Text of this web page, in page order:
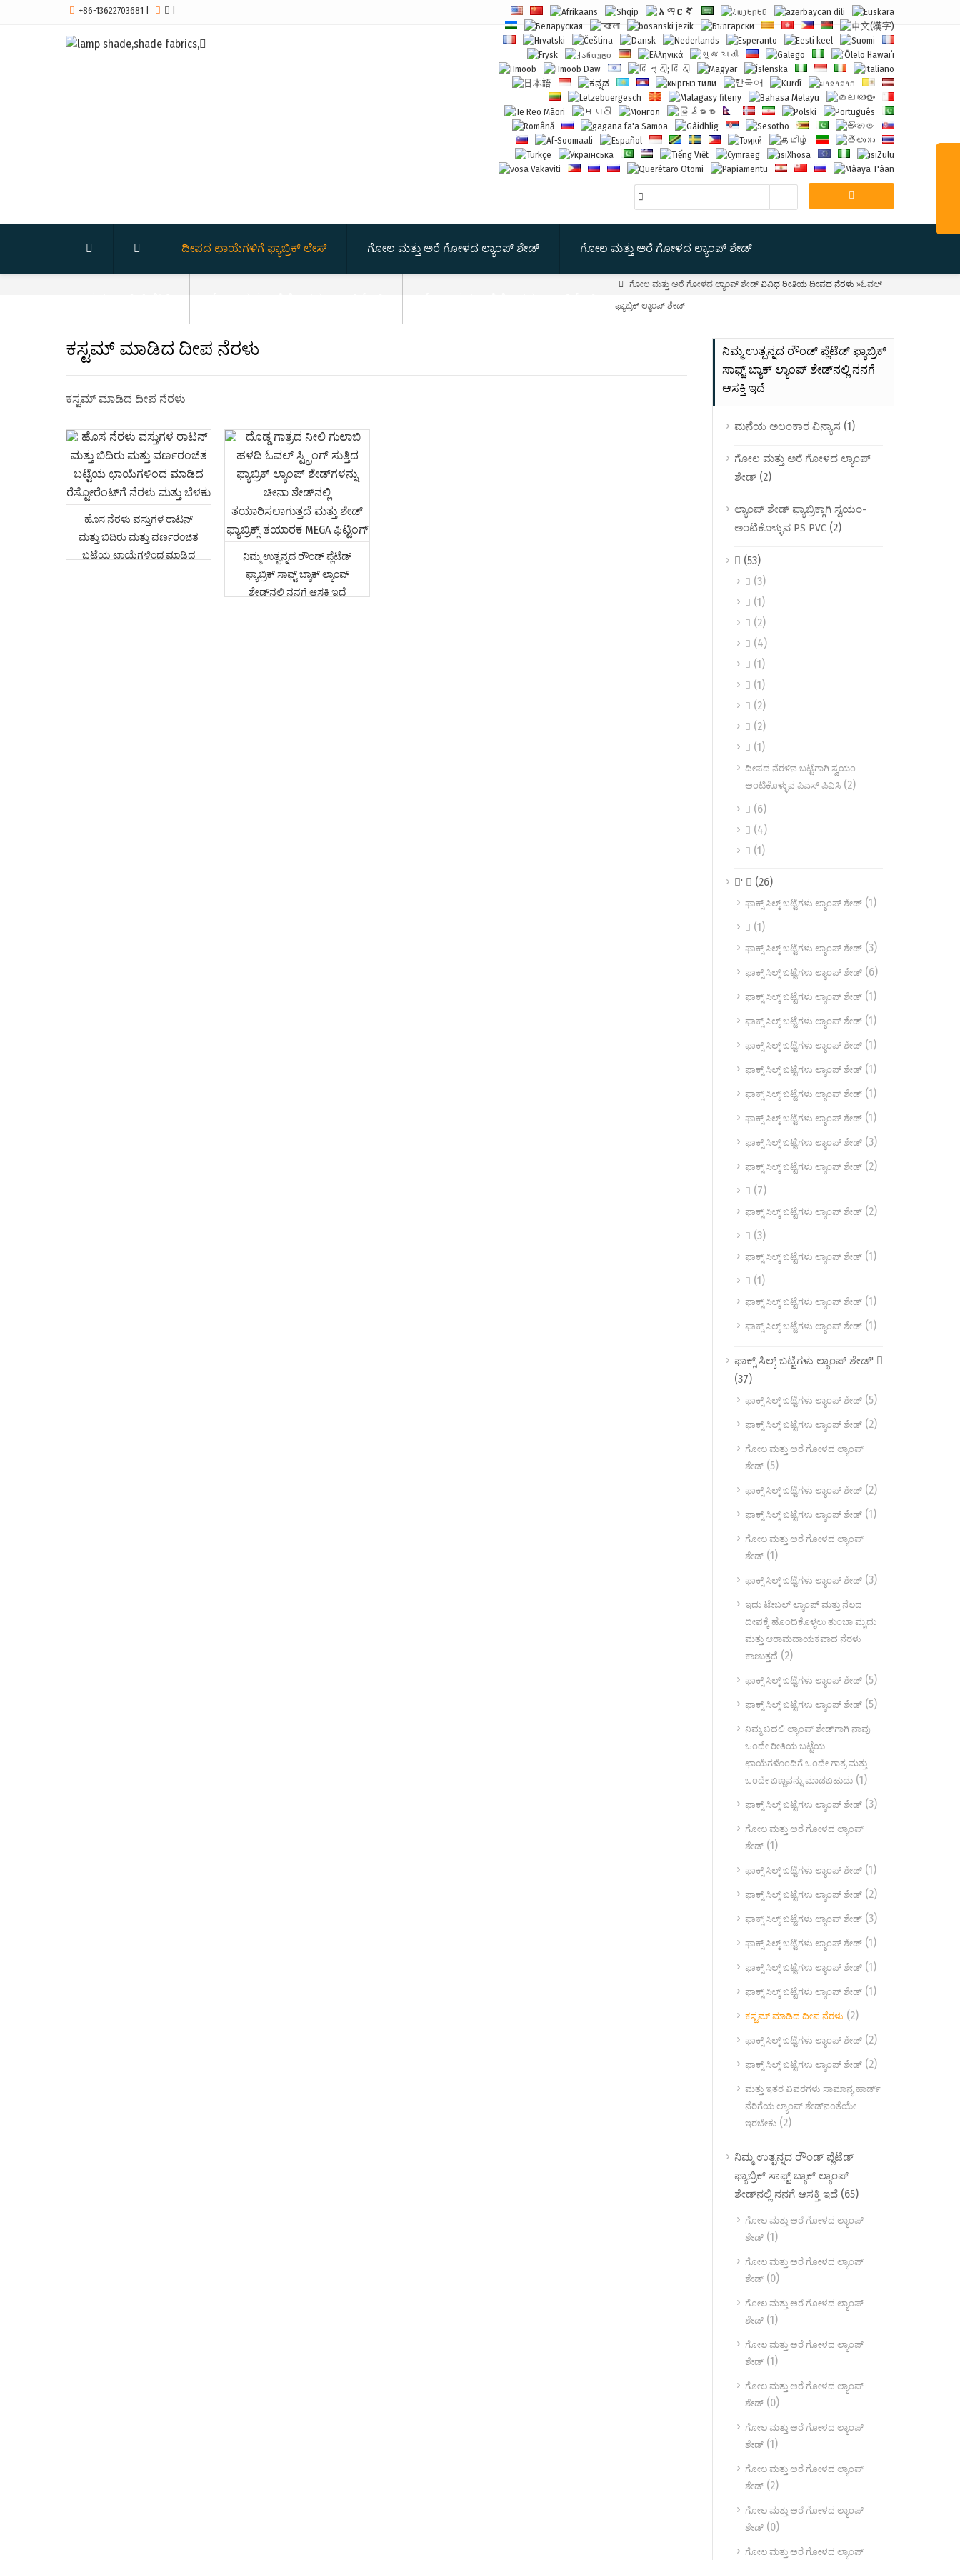
 +86-13622703681  

  ದೀಪದ ಛಾಯೆಗಳಿಗೆ ಫ್ಯಾಬ್ರಿಕ್ ಲೇಸ್ ಗೋಲ ಮತ್ತು ಅರೆ ಗೋಳದ ಲ್ಯಾಂಪ್ ಶೇಡ್ ಗೋಲ ಮತ್ತು ಅರೆ ಗೋಳದ ಲ್ಯಾಂಪ್ ಶೇಡ್
 ಗೋಲ ಮತ್ತು ಅರೆ ಗೋಳದ ಲ್ಯಾಂಪ್ ಶೇಡ್ ವಿವಿಧ ರೀತಿಯ ದೀಪದ ನೆರಳು »ಓವಲ್
ಫ್ಯಾಬ್ರಿಕ್ ಲ್ಯಾಂಪ್ ಶೇಡ್
ಕಸ್ಟಮ್ ಮಾಡಿದ ದೀಪ ನೆರಳು
ಕಸ್ಟಮ್ ಮಾಡಿದ ದೀಪ ನೆರಳು
ಹೊಸ ನೆರಳು ವಸ್ತುಗಳ ರಾಟನ್
ಮತ್ತು ಬಿದಿರು ಮತ್ತು ವರ್ಣರಂಜಿತ
ಬಟ್ಟೆಯ ಛಾಯೆಗಳಿಂದ ಮಾಡಿದ
ನಿಮ್ಮ ಉತ್ಪನ್ನದ ರೌಂಡ್ ಪ್ಲೆಟೆಡ್
ಫ್ಯಾಬ್ರಿಕ್ ಸಾಫ್ಟ್ ಬ್ಯಾಕ್ ಲ್ಯಾಂಪ್
ಶೇಡ್‌ನಲ್ಲಿ ನನಗೆ ಆಸಕ್ತಿ ಇದೆ
ನಿಮ್ಮ ಉತ್ಪನ್ನದ ರೌಂಡ್ ಪ್ಲೆಟೆಡ್ ಫ್ಯಾಬ್ರಿಕ್
ಸಾಫ್ಟ್ ಬ್ಯಾಕ್ ಲ್ಯಾಂಪ್ ಶೇಡ್‌ನಲ್ಲಿ ನನಗೆ
ಆಸಕ್ತಿ ಇದೆ
ಮನೆಯ ಅಲಂಕಾರ ವಿನ್ಯಾಸ (1)
ಗೋಲ ಮತ್ತು ಅರೆ ಗೋಳದ ಲ್ಯಾಂಪ್
ಶೇಡ್(2)
ಲ್ಯಾಂಪ್ ಶೇಡ್ ಫ್ಯಾಬ್ರಿಕ್ಗಾಗಿ ಸ್ವಯಂ-
ಅಂಟಿಕೊಳ್ಳುವ PS PVC (2)
 (53)
 (3)
 (1)
 (2)
 (4)
 (1)
 (1)
 (2)
 (2)
 (1)
ದೀಪದ ನೆರಳಿನ ಬಟ್ಟೆಗಾಗಿ ಸ್ವಯಂ
ಅಂಟಿಕೊಳ್ಳುವ ಪಿಎಸ್ ಪಿವಿಸಿ(2)
 (6)
 (4)
 (1)
'  (26)
ಫಾಕ್ಸ್ ಸಿಲ್ಕ್ ಬಟ್ಟೆಗಳು ಲ್ಯಾಂಪ್ ಶೇಡ್(1)
 (1)
ಫಾಕ್ಸ್ ಸಿಲ್ಕ್ ಬಟ್ಟೆಗಳು ಲ್ಯಾಂಪ್ ಶೇಡ್(3)
ಫಾಕ್ಸ್ ಸಿಲ್ಕ್ ಬಟ್ಟೆಗಳು ಲ್ಯಾಂಪ್ ಶೇಡ್(6)
ಫಾಕ್ಸ್ ಸಿಲ್ಕ್ ಬಟ್ಟೆಗಳು ಲ್ಯಾಂಪ್ ಶೇಡ್(1)
ಫಾಕ್ಸ್ ಸಿಲ್ಕ್ ಬಟ್ಟೆಗಳು ಲ್ಯಾಂಪ್ ಶೇಡ್(1)
ಫಾಕ್ಸ್ ಸಿಲ್ಕ್ ಬಟ್ಟೆಗಳು ಲ್ಯಾಂಪ್ ಶೇಡ್(1)
ಫಾಕ್ಸ್ ಸಿಲ್ಕ್ ಬಟ್ಟೆಗಳು ಲ್ಯಾಂಪ್ ಶೇಡ್(1)
ಫಾಕ್ಸ್ ಸಿಲ್ಕ್ ಬಟ್ಟೆಗಳು ಲ್ಯಾಂಪ್ ಶೇಡ್(1)
ಫಾಕ್ಸ್ ಸಿಲ್ಕ್ ಬಟ್ಟೆಗಳು ಲ್ಯಾಂಪ್ ಶೇಡ್(1)
ಫಾಕ್ಸ್ ಸಿಲ್ಕ್ ಬಟ್ಟೆಗಳು ಲ್ಯಾಂಪ್ ಶೇಡ್(3)
ಫಾಕ್ಸ್ ಸಿಲ್ಕ್ ಬಟ್ಟೆಗಳು ಲ್ಯಾಂಪ್ ಶೇಡ್(2)
 (7)
ಫಾಕ್ಸ್ ಸಿಲ್ಕ್ ಬಟ್ಟೆಗಳು ಲ್ಯಾಂಪ್ ಶೇಡ್(2)
 (3)
ಫಾಕ್ಸ್ ಸಿಲ್ಕ್ ಬಟ್ಟೆಗಳು ಲ್ಯಾಂಪ್ ಶೇಡ್(1)
 (1)
ಫಾಕ್ಸ್ ಸಿಲ್ಕ್ ಬಟ್ಟೆಗಳು ಲ್ಯಾಂಪ್ ಶೇಡ್(1)
ಫಾಕ್ಸ್ ಸಿಲ್ಕ್ ಬಟ್ಟೆಗಳು ಲ್ಯಾಂಪ್ ಶೇಡ್(1)
ಫಾಕ್ಸ್ ಸಿಲ್ಕ್ ಬಟ್ಟೆಗಳು ಲ್ಯಾಂಪ್ ಶೇಡ್' 
(37)
ಫಾಕ್ಸ್ ಸಿಲ್ಕ್ ಬಟ್ಟೆಗಳು ಲ್ಯಾಂಪ್ ಶೇಡ್(5)
ಫಾಕ್ಸ್ ಸಿಲ್ಕ್ ಬಟ್ಟೆಗಳು ಲ್ಯಾಂಪ್ ಶೇಡ್(2)
ಗೋಲ ಮತ್ತು ಅರೆ ಗೋಳದ ಲ್ಯಾಂಪ್
ಶೇಡ್(5)
ಫಾಕ್ಸ್ ಸಿಲ್ಕ್ ಬಟ್ಟೆಗಳು ಲ್ಯಾಂಪ್ ಶೇಡ್(2)
ಫಾಕ್ಸ್ ಸಿಲ್ಕ್ ಬಟ್ಟೆಗಳು ಲ್ಯಾಂಪ್ ಶೇಡ್(1)
ಗೋಲ ಮತ್ತು ಅರೆ ಗೋಳದ ಲ್ಯಾಂಪ್
ಶೇಡ್(1)
ಫಾಕ್ಸ್ ಸಿಲ್ಕ್ ಬಟ್ಟೆಗಳು ಲ್ಯಾಂಪ್ ಶೇಡ್(3)
ಇದು ಟೇಬಲ್ ಲ್ಯಾಂಪ್ ಮತ್ತು ನೆಲದ
ದೀಪಕ್ಕೆ ಹೊಂದಿಕೊಳ್ಳಲು ತುಂಬಾ ಮೃದು
ಮತ್ತು ಆರಾಮದಾಯಕವಾದ ನೆರಳು
ಕಾಣುತ್ತದೆ (2)
ಫಾಕ್ಸ್ ಸಿಲ್ಕ್ ಬಟ್ಟೆಗಳು ಲ್ಯಾಂಪ್ ಶೇಡ್(5)
ಫಾಕ್ಸ್ ಸಿಲ್ಕ್ ಬಟ್ಟೆಗಳು ಲ್ಯಾಂಪ್ ಶೇಡ್(5)
ನಿಮ್ಮ ಬದಲಿ ಲ್ಯಾಂಪ್ ಶೇಡ್‌ಗಾಗಿ ನಾವು
ಒಂದೇ ರೀತಿಯ ಬಟ್ಟೆಯ
ಛಾಯೆಗಳೊಂದಿಗೆ ಒಂದೇ ಗಾತ್ರ ಮತ್ತು
ಒಂದೇ ಬಣ್ಣವನ್ನು ಮಾಡಬಹುದು(1)
ಫಾಕ್ಸ್ ಸಿಲ್ಕ್ ಬಟ್ಟೆಗಳು ಲ್ಯಾಂಪ್ ಶೇಡ್(3)
ಗೋಲ ಮತ್ತು ಅರೆ ಗೋಳದ ಲ್ಯಾಂಪ್
ಶೇಡ್(1)
ಫಾಕ್ಸ್ ಸಿಲ್ಕ್ ಬಟ್ಟೆಗಳು ಲ್ಯಾಂಪ್ ಶೇಡ್(1)
ಫಾಕ್ಸ್ ಸಿಲ್ಕ್ ಬಟ್ಟೆಗಳು ಲ್ಯಾಂಪ್ ಶೇಡ್(2)
ಫಾಕ್ಸ್ ಸಿಲ್ಕ್ ಬಟ್ಟೆಗಳು ಲ್ಯಾಂಪ್ ಶೇಡ್(3)
ಫಾಕ್ಸ್ ಸಿಲ್ಕ್ ಬಟ್ಟೆಗಳು ಲ್ಯಾಂಪ್ ಶೇಡ್(1)
ಫಾಕ್ಸ್ ಸಿಲ್ಕ್ ಬಟ್ಟೆಗಳು ಲ್ಯಾಂಪ್ ಶೇಡ್(1)
ಫಾಕ್ಸ್ ಸಿಲ್ಕ್ ಬಟ್ಟೆಗಳು ಲ್ಯಾಂಪ್ ಶೇಡ್(1)
ಕಸ್ಟಮ್ ಮಾಡಿದ ದೀಪ ನೆರಳು (2)
ಫಾಕ್ಸ್ ಸಿಲ್ಕ್ ಬಟ್ಟೆಗಳು ಲ್ಯಾಂಪ್ ಶೇಡ್(2)
ಫಾಕ್ಸ್ ಸಿಲ್ಕ್ ಬಟ್ಟೆಗಳು ಲ್ಯಾಂಪ್ ಶೇಡ್(2)
ಮತ್ತು ಇತರ ವಿವರಗಳು ಸಾಮಾನ್ಯ ಹಾರ್ಡ್
ನೆರಿಗೆಯ ಲ್ಯಾಂಪ್ ಶೇಡ್‌ನಂತೆಯೇ
ಇರಬೇಕು(2)
ನಿಮ್ಮ ಉತ್ಪನ್ನದ ರೌಂಡ್ ಪ್ಲೆಟೆಡ್
ಫ್ಯಾಬ್ರಿಕ್ ಸಾಫ್ಟ್ ಬ್ಯಾಕ್ ಲ್ಯಾಂಪ್
ಶೇಡ್‌ನಲ್ಲಿ ನನಗೆ ಆಸಕ್ತಿ ಇದೆ(65)
ಗೋಲ ಮತ್ತು ಅರೆ ಗೋಳದ ಲ್ಯಾಂಪ್
ಶೇಡ್(1)
ಗೋಲ ಮತ್ತು ಅರೆ ಗೋಳದ ಲ್ಯಾಂಪ್
ಶೇಡ್(0)
ಗೋಲ ಮತ್ತು ಅರೆ ಗೋಳದ ಲ್ಯಾಂಪ್
ಶೇಡ್(1)
ಗೋಲ ಮತ್ತು ಅರೆ ಗೋಳದ ಲ್ಯಾಂಪ್
ಶೇಡ್(1)
ಗೋಲ ಮತ್ತು ಅರೆ ಗೋಳದ ಲ್ಯಾಂಪ್
ಶೇಡ್(0)
ಗೋಲ ಮತ್ತು ಅರೆ ಗೋಳದ ಲ್ಯಾಂಪ್
ಶೇಡ್(1)
ಗೋಲ ಮತ್ತು ಅರೆ ಗೋಳದ ಲ್ಯಾಂಪ್
ಶೇಡ್(2)
ಗೋಲ ಮತ್ತು ಅರೆ ಗೋಳದ ಲ್ಯಾಂಪ್
ಶೇಡ್(0)
ಗೋಲ ಮತ್ತು ಅರೆ ಗೋಳದ ಲ್ಯಾಂಪ್